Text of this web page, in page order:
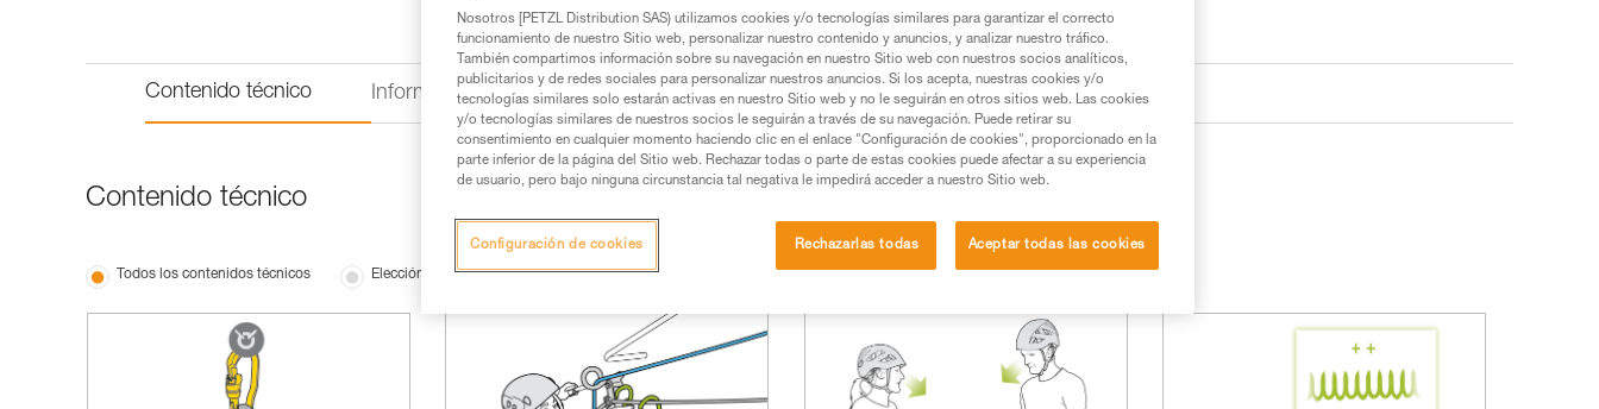
Contenido técnico Información técnica
Contenido técnico
Todos los contenidos técnicos Elección del material Conceptos básicos
Nosotros [PETZL Distribution SAS) utilizamos cookies y/o tecnologías similares para garantizar el correcto
funcionamiento de nuestro Sitio web, personalizar nuestro contenido y anuncios, y analizar nuestro tráfico.
También compartimos información sobre su navegación en nuestro Sitio web con nuestros socios analíticos,
publicitarios y de redes sociales para personalizar nuestros anuncios. Si los acepta, nuestras cookies y/o
tecnologías similares solo estarán activas en nuestro Sitio web y no le seguirán en otros sitios web. Las cookies
y/o tecnologías similares de nuestros socios le seguirán a través de su navegación. Puede retirar su
consentimiento en cualquier momento haciendo clic en el enlace "Configuración de cookies", proporcionado en la
parte inferior de la página del Sitio web. Rechazar todas o parte de estas cookies puede afectar a su experiencia
de usuario, pero bajo ninguna circunstancia tal negativa le impedirá acceder a nuestro Sitio web.
Rechazarlas todas Aceptar todas las cookies
Configuración de cookies